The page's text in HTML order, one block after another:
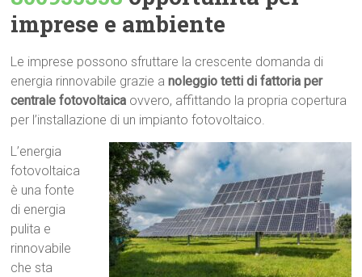
imprese e ambiente
Le imprese possono sfruttare la crescente domanda di
energia rinnovabile grazie anoleggio tetti di fattoria per
centrale fotovoltaica ovvero, affittando la propria copertura
per l’installazione di un impianto fotovoltaico.
L’energia
fotovoltaica
è una fonte
di energia
pulita e
rinnovabile
che sta